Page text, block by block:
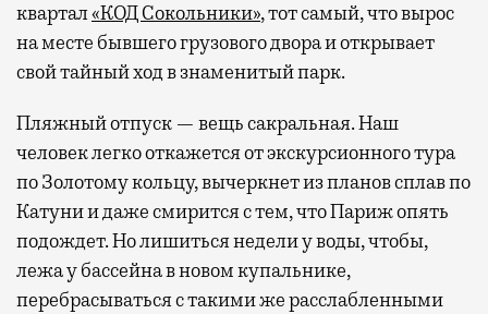
квартал«КОД Сокольники», тот самый, что вырос
на месте бывшего грузового двора и открывает
свой тайный ход в знаменитый парк.
Пляжный отпуск — вещь сакральная. Наш
человек легко откажется от экскурсионного тура
по Золотому кольцу, вычеркнет из планов сплав по
Катуни и даже смирится с тем, что Париж опять
подождет. Но лишиться недели у воды, чтобы,
лежа у бассейна в новом купальнике,
перебрасываться с такими же расслабленными